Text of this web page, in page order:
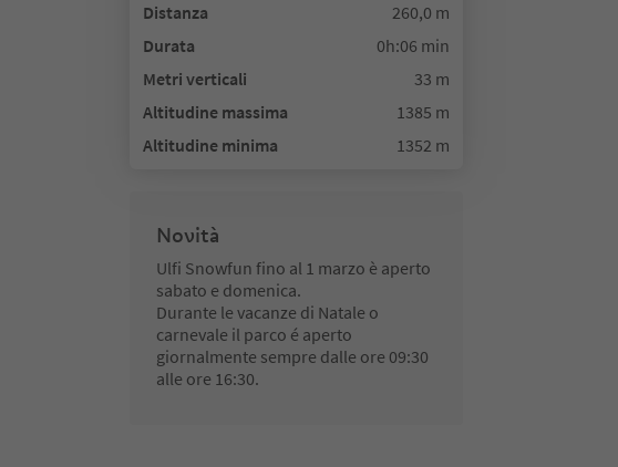
Distanza
260,0 m
Durata
0h:06 min
Metri verticali
33 m
Altitudine massima
1385 m
Altitudine minima
1352 m
Novità
Ulfi Snowfun fino al 1 marzo è aperto
sabato e domenica.
Durante le vacanze di Natale o
carnevale il parco é aperto
giornalmente sempre dalle ore 09:30
alle ore 16:30.